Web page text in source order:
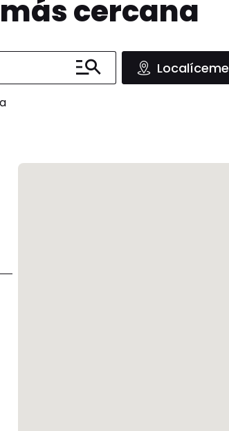
cercana
Localíceme